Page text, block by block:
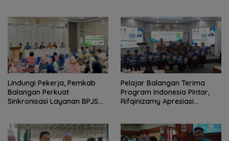
Lindungi Pekerja, Pemkab
Balangan Perkuat
Sinkronisasi Layanan BPJS
Pelajar Balangan Terima
Program Indonesia Pintar,
Rifqinizamy Apresiasi